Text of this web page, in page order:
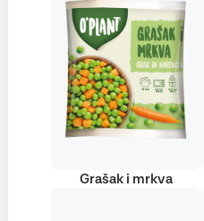
Grašak i mrkva